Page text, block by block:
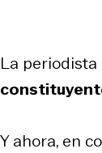
La periodista
Y ahora, en